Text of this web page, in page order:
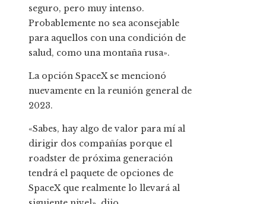
seguro, pero muy intenso.
Probablemente no sea aconsejable
para aquellos con una condición de
salud, como una montaña rusa».
La opción SpaceX se mencionó
nuevamente en la reunión general de
2023.
«Sabes, hay algo de valor para mí al
dirigir dos compañías porque el
roadster de próxima generación
tendrá el paquete de opciones de
SpaceX que realmente lo llevará al